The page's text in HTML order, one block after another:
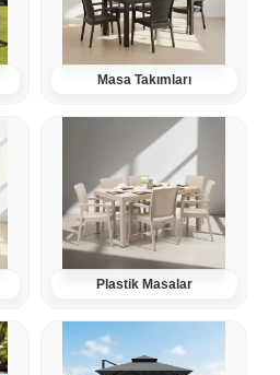
Masa Takımları
Plastik Masalar